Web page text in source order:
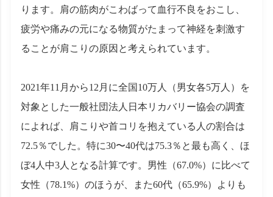
ります。肩の筋肉がこわばって血行不良をおこし、
疲労や痛みの元になる物質がたまって神経を刺激す
ることが肩こりの原因と考えられています。
2021年11月から12月に全国10万人（男女各5万人）を
対象とした一般社団法人日本リカバリー協会の調査
によれば、肩こりや首コリを抱えている人の割合は
72.5％でした。特に30〜40代は75.3％と最も高く、ほ
ぼ4人中3人となる計算です。男性（67.0%）に比べて
女性（78.1%）のほうが、また60代（65.9%）よりも